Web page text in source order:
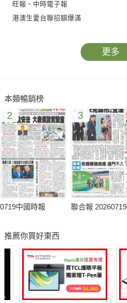
旺報、中時電子報
港澳生愛台聯招額爆滿
更多
本類暢銷榜
2
0719中國時報
3
聯合報 20260719
推薦你買好東西